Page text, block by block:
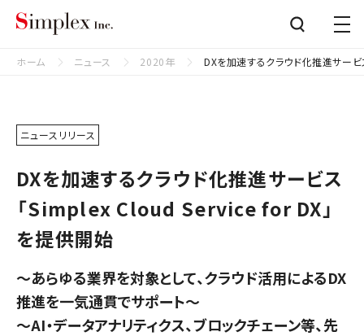
ホーム ニュース 2020年 DXを加速するクラウド化推進サー
ニュースリリース
DXを加速するクラウド化推進サービス
「Simplex Cloud Service for DX」
を提供開始
～あらゆる業界を対象として、クラウド活用によるDX
推進を一気通貫でサポート～
～AI・データアナリティクス、ブロックチェーン等、先